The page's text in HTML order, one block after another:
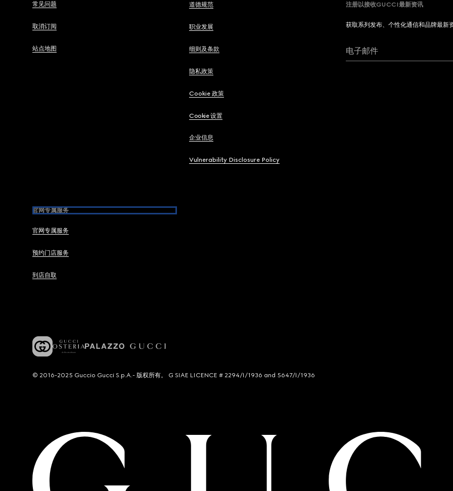
常见问题
取消订阅
站点地图
道德规范
职业发展
细则及条款
隐私政策
Cookie 政策
Cookie 设置
企业信息
Vulnerability Disclosure Policy
官网专属服务
官网专属服务
预约门店服务
到店自取
注册以接收GUCCI最新资讯
获取系列发布、个性化通信和品牌最新
电子邮件
© 2016-2025 Guccio Gucci S.p.A.- 版权所有。 G SIAE LICENCE # 2294/I/1936 and 5647/I/1936